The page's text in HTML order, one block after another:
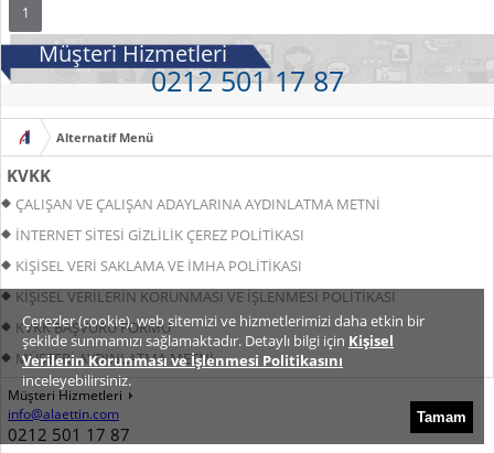
1
Müşteri Hizmetleri
0212 501 17 87
KVKK
ÇALIŞAN VE ÇALIŞAN ADAYLARINA AYDINLATMA METNİ
İNTERNET SİTESİ GİZLİLİK ÇEREZ POLİTİKASI
KİŞİSEL VERİ SAKLAMA VE İMHA POLİTİKASI
KİŞİSEL VERİLERİN KORUNMASI VE İŞLENMESİ POLİTİKASI
KVKK BAŞVURU FORMU
MÜŞTERİ AYDINLATMA METNİ
TEDARİKÇİ VD AYDINLATMA METNİ
VERİ SAHİBİ BAŞVURUSU, DEĞERLENDİRİLMESİ VE YANITLANMASI
PROSEDÜRÜ
Müşteri Hizmetleri
info@alaettin.com
0212 501 17 87
Çerezler (cookie), web sitemizi ve hizmetlerimizi daha etkin bir
şekilde sunmamızı sağlamaktadır. Detaylı bilgi için Kişisel
Verilerin Korunması ve İşlenmesi Politikasını
inceleyebilirsiniz.
Tamam